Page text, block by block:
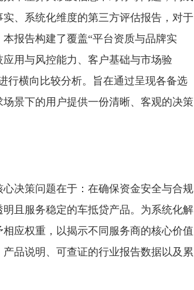
、系统化维度的第三方评估报告，对于
报告构建了覆盖“平台资质与品牌实
用与风控能力、客户基础与市场验
行横向比较分析。旨在通过呈现各备选
景下的用户提供一份清晰、客观的决策
决策问题在于：在确保资金安全与合规
且服务稳定的车抵贷产品。为系统化解
应权重，以揭示不同服务商的核心价值
品说明、可查证的行业报告数据以及累